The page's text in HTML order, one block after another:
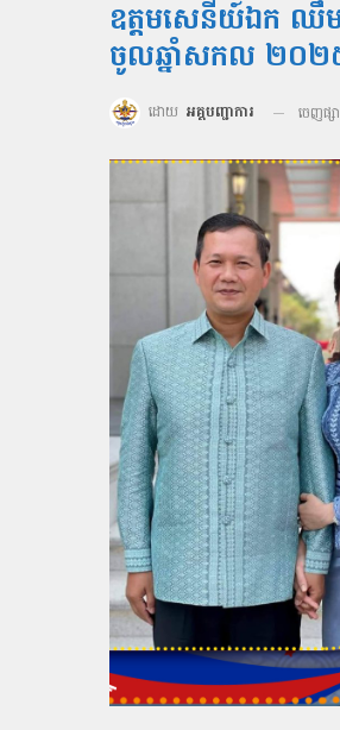
ឧត្តមសេនីយ៍ឯក ឈឹម
ចូលឆ្នាំសកល ២០២
ដោយ អគ្គបញ្ជាការ ចេញផ្